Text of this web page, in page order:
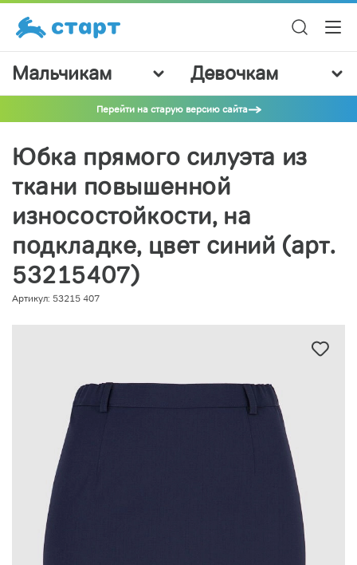
Мальчикам Девочкам
Перейти на старую версию сайта
Юбка прямого силуэта из
ткани повышенной
износостойкости, на
подкладке, цвет синий (арт.
53215407)
Артикул: 53215 407